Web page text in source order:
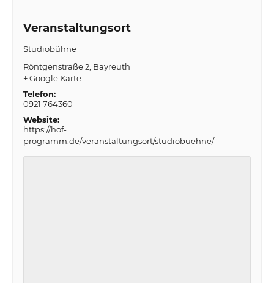
Veranstaltungsort
Studiobühne
Röntgenstraße 2 Bayreuth
+ Google Karte
Telefon:
0921 764360
Website:
https://hof-
programm.de/veranstaltungsort/studiobuehne/